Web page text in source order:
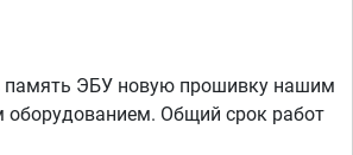
память ЭБУ новую прошивку нашим
оборудованием. Общий срок работ